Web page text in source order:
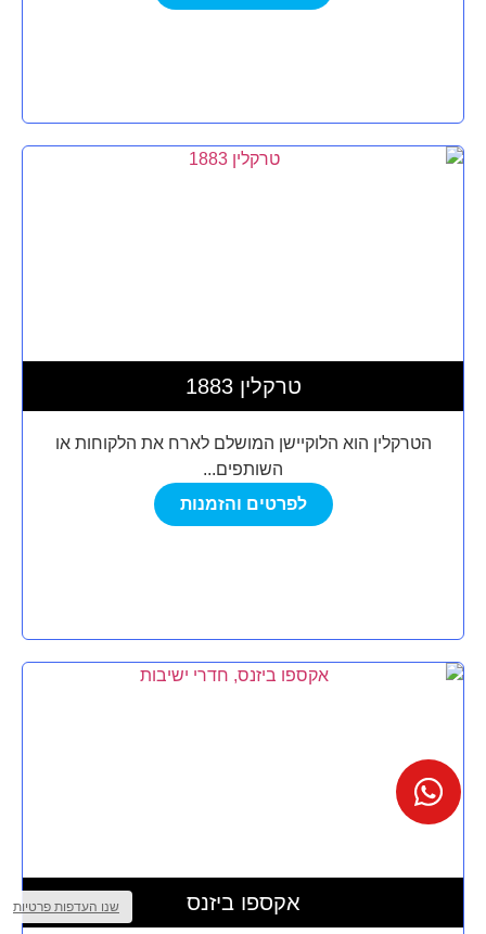
טרקלין 1883
הטרקלין הוא הלוקיישן המושלם לארח את הלקוחות או
השותפים...
לפרטים והזמנות
אקספו ביזנס שנו העדפות פרטיות